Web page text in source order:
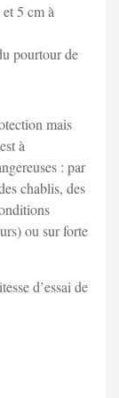
5 cm à
pourtour de
mais
à
: par
chablis, des
ou sur forte
d’essai de